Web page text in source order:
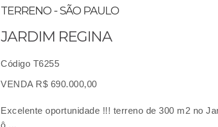
TERRENO - SÃO PAULO
JARDIM REGINA
Código T6255
VENDA R$ 690.000,00
Excelente oportunidade !!! terreno de 300 m2 no